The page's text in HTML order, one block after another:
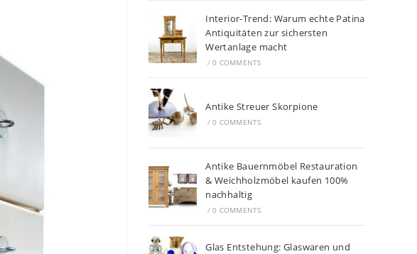
Interior-Trend: Warum echte Patina
Antiquitäten zur sichersten
Wertanlage macht
/ 0 COMMENTS
Antike Streuer Skorpione
/ 0 COMMENTS
Antike Bauernmöbel Restauration
& Weichholzmöbel kaufen 100%
nachhaltig
/ 0 COMMENTS
Glas Entstehung: Glaswaren und